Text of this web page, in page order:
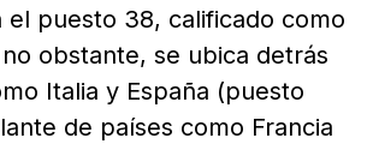
el puesto 38, calificado como
obstante, se ubica detrás
Italia y España (puesto
de países como Francia